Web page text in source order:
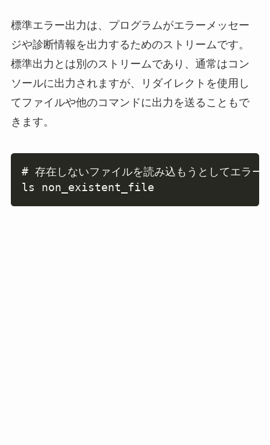
標準エラー出力は、プログラムがエラーメッセー
ジや診断情報を出力するためのストリームです。
標準出力とは別のストリームであり、通常はコン
ソールに出力されますが、リダイレクトを使用し
てファイルや他のコマンドに出力を送ることもで
きます。
# 存在しないファイルを読み込もうとしてエラー
ls non_existent_file
Copy